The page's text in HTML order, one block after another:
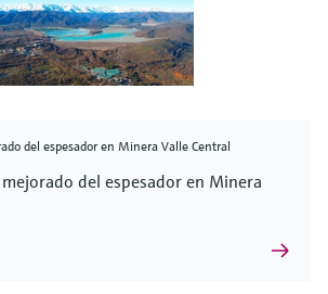
del espesador en Minera Valle Central
del espesador en Minera